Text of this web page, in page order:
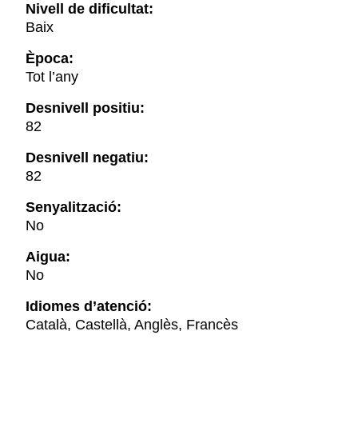
Nivell de dificultat:
Baix
Època:
Tot l’any
Desnivell positiu:
82
Desnivell negatiu:
82
Senyalització:
No
Aigua:
No
Idiomes d’atenció:
Català, Castellà, Anglès, Francès